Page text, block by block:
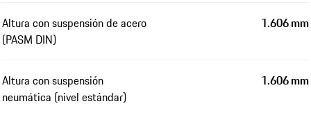
Altura con suspensión de acero
(PASM DIN)
1.606 mm
Altura con suspensión
neumática (nivel estándar)
1.606 mm